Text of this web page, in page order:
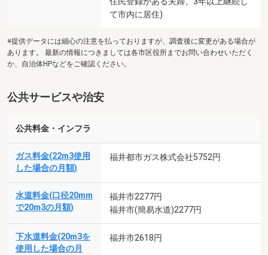
て市内に居住)
※提供データには細心の注意を払っておりますが、調査後に変更がある場合が
あります。 最新の情報につきましては各市区役所までお問い合わせいただく
か、自治体HPなどをご確認ください。
公共サービスや治安
公共料金・インフラ
ガス料金(22m3使用
した場合の月額)
福井都市ガス株式会社5752円
水道料金(口径20mm
で20m3の月額)
福井市2277円
福井市(簡易水道)2277円
下水道料金(20m3を
使用した場合の月
福井市2618円